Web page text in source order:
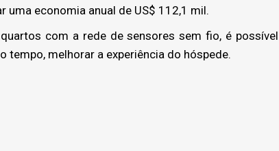
uma economia anual de US$ 112,1 mil.
com a rede de sensores sem fio, é possível
tempo, melhorar a experiência do hóspede.